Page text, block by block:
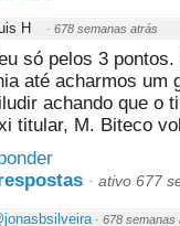
H · 678 semanas atrás
só pelos 3
até acharmos um
achando que o
titular, M. Biteco
· ativo 677
· 678 semanas